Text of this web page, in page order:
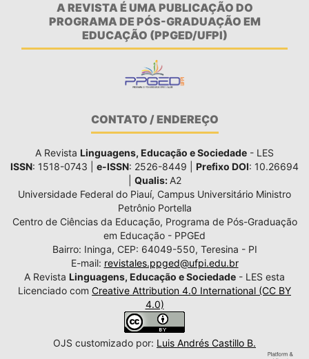
A REVISTA É UMA PUBLICAÇÃO DO
PROGRAMA DE PÓS-GRADUAÇÃO EM
EDUCAÇÃO (PPGED/UFPI)
CONTATO / ENDEREÇO
A Revista Linguagens, Educação e Sociedade - LES
ISSN: 1518-0743 | e-ISSN: 2526-8449 | Prefixo DOI: 10.26694
Qualis: A2
Universidade Federal do Piauí, Campus Universitário Ministro
Petrônio Portella
Centro de Ciências da Educação, Programa de Pós-Graduação
em Educação - PPGEd
Bairro: Ininga, CEP: 64049-550, Teresina - PI
E-mail: revistales.ppged@ufpi.edu.br
A Revista Linguagens, Educação e Sociedade - LES esta
Licenciado com Creative Attribution 4.0 International (CC BY
4.0)
OJS customizado por: Luis Andrés Castillo B.